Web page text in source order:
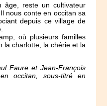
âge, reste un cultivateur
nous conte en occitan sa
depuis ce village de
où plusieurs familles
la charlotte, la chérie et la
Faure et Jean-François
occitan, sous-titré en